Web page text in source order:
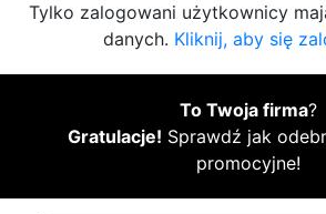
Tylko zalogowani użytkownicy
danych. Kliknij, aby się
To Twoja firma?
Gratulacje! Sprawdź jak
promocyjne!